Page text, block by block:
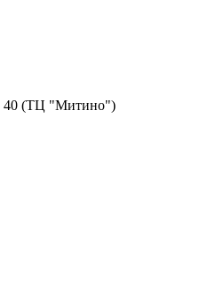
40 (ТЦ "Митино")